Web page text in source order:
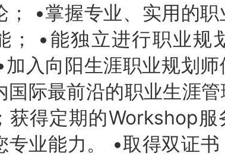
； •掌握专业、实用的
； •能独立进行职业规
加入向阳生涯职业规划
国际最前沿的职业生涯
获得定期的Workshop服
专业能力。 •取得双证书